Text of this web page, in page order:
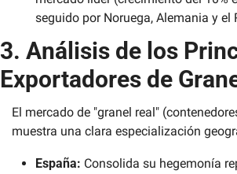
seguido por Noruega, Alemania y el
3. Análisis de los
Exportadores de
El mercado de "granel real"
muestra una clara especialización
España: Consolida su hegemonía